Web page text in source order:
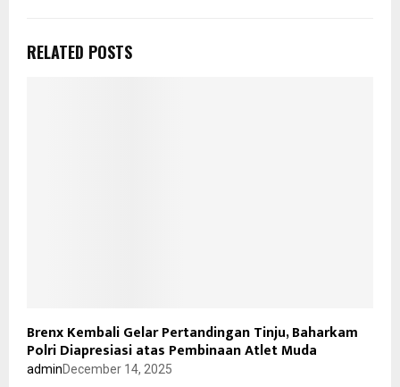
RELATED POSTS
Brenx Kembali Gelar Pertandingan Tinju, Baharkam
Polri Diapresiasi atas Pembinaan Atlet Muda
adminDecember 14, 2025